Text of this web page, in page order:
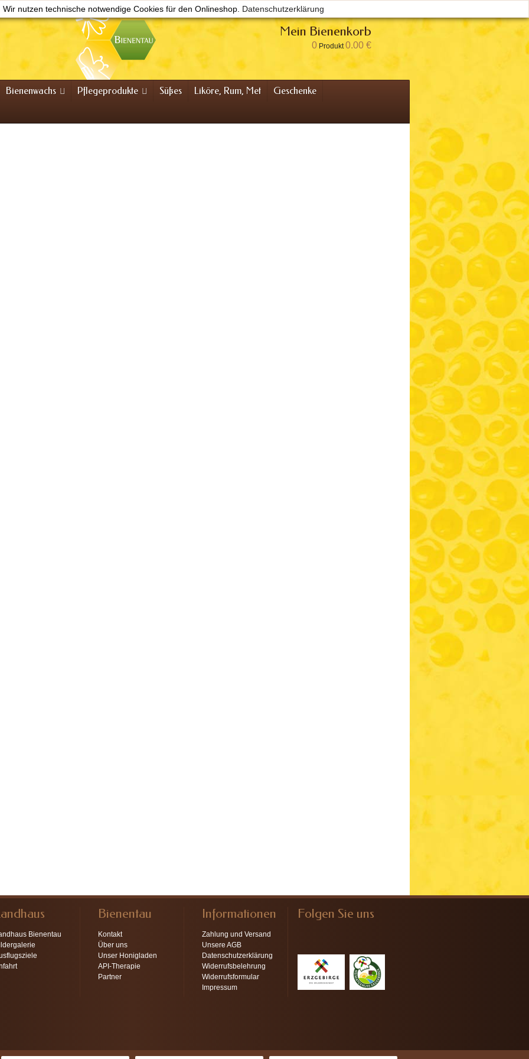
Wir nutzen technische notwendige Cookies für den Onlineshop. Datenschutzerklärung
Willkommen
Mein Bienenkorb
0 Produkt0.00 €
Bienenwachs Pflegeprodukte Süßes Liköre, Rum, Met
Geschenke
Bienentau
Bienentau
Kontakt
Über uns
Unser Honigladen
API-Therapie
Partner
Informationen
Zahlung und Versand
Unsere AGB
Datenschutzerklärung
Widerrufsbelehrung
Widerrufsformular
Impressum
Folgen Sie uns